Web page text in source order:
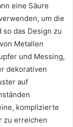
eine Säure
um die
das Design zu
Metallen
und Messing,
dekorativen
auf
komplizierte
zu erreichen